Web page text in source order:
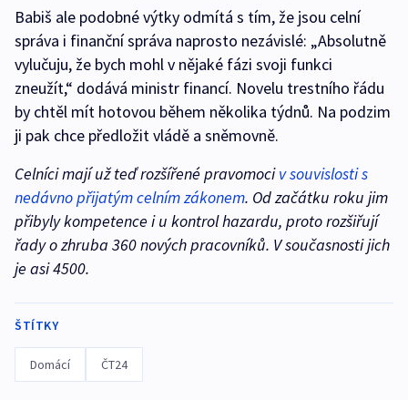
Babiš ale podobné výtky odmítá s tím, že jsou celní
správa i finanční správa naprosto nezávislé: „Absolutně
vylučuju, že bych mohl v nějaké fázi svoji funkci
zneužít,“ dodává ministr financí. Novelu trestního řádu
by chtěl mít hotovou během několika týdnů. Na podzim
ji pak chce předložit vládě a sněmovně.
Celníci mají už teď rozšířené pravomociv souvislosti s
nedávno přijatým celním zákonem. Od začátku roku jim
přibyly kompetence i u kontrol hazardu, proto rozšiřují
řady o zhruba 360 nových pracovníků. V současnosti jich
je asi 4500.
ŠTÍTKY
Domácí ČT24